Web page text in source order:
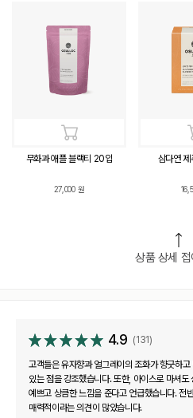
제품은 가로 69mm, 세로 80mm, 높이 122mm 크
무화과 애플 블랙티 20입
27,000 원
삼다연
상품 상세 접
4.9 (131)
고객들은 유자향과 얼그레이의 조화가 향긋하
있는 점을 강조했습니다. 또한, 아이스로 마셔도
예쁘고 상큼한 느낌을 준다고 언급했습니다. 전
매력적이라는 의견이 많았습니다.